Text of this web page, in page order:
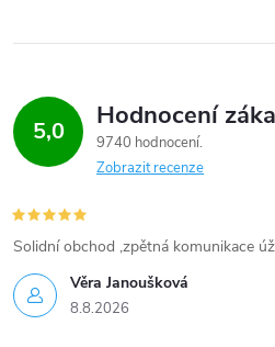
5,0 Hodnocení
9740 hodnocení
Zobrazit recenze
Věra Janoušková
8.8.2026
Solidní obchod ,zpětná komunikace